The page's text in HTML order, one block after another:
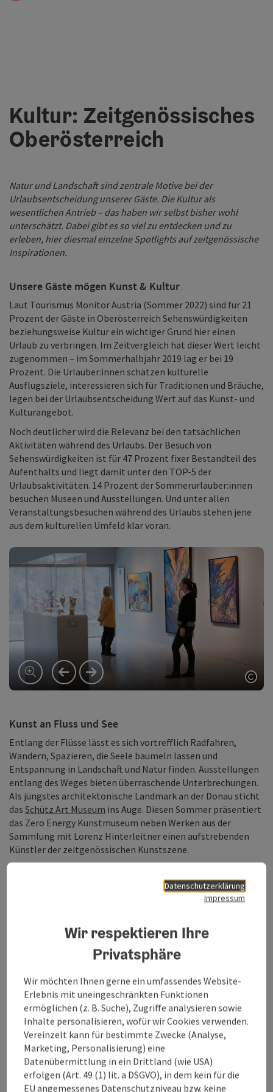
Kultur: Zeitgenössisches
Oberösterreich
Natur und Landschaft sind zentrale Motive bei der
Urlaubsentscheidung unserer Gäste. Die Kultur als
wesentlichen Antrieb – das haben wir selbst bisher wohl
unterschätzt. Dabei gibt es so viel zu entdecken und zu
erleben, hier diesmal einzelne Spotlights auf zeitgenössische
Inspirationen.
Unsere Gäste mögen Kunst & Kultur
Laut Tourismus Monitor Austria (Sommer 2022) sind für 21
Prozent der Gäste in Oberösterreich Sehenswürdigkeiten
beziehungsweise Kultur ein wichtiger Grund hier einen
Urlaub zu verbringen. Im Zeitvergleich hat dieser Wert leicht
zugenommen – im Sommerhalbjahr 2019 lag er bei 19
Prozent. Die Urlauber:innen schätzen kulturelle
Ausflugsziele, interessieren sich für Traditionen und Bräuche,
legen bei der Urlaubsentscheidung Wert auf das Kunst- und
Kulturangebot.
Noch deutlicher wird die Relevanz bei den tatsächlichen
Aktivitäten während des Urlaubs. Der Besuch von
Sehenswürdigkeiten ist für 47 Prozent fixer Bestandteil des
Aufenthalts und liegt damit unter den TOP-5 der
Urlaubsaktivitäten. 14 Prozent der Sommerurlauber:innen
besuchen Museen und Ausstellungen. Und unter allen
Veranstaltungsbesuchen während des Urlaubs stehen jene
aus dem kulturellen Umfeld klar voran.
vorheriges Element
nächstes Element
Kunst an Fluss und See
Entlang der Flüsse lässt es sich vortrefflich Radfahren,
Wandern, Spazieren, die Seele baumeln lassen und
Entspannung in Landschaft und Natur finden. Ausstellungen
entlang des Weges bieten überraschende Unterbrechungen.
Als jüngstes architektonische Landmark an der Donau sticht
das Schütz Art Museum ins Auge. Diesen Sommer präsentiert
das Zero Energy Kunstmuseum neben Werken aus der
Sammlung mit Lorenz Hinterleitner einen aufstrebenden
Künstler der zeitgenössischen Kunstszene.
am Linzer Donauufer spannende Sichtachsen. Für die
Ferienzeit wandelt sich der offene Raum zur Freiluftgalerie,
Glasklare Seen eingebettet in die alpine Bergwelt
faszinieren und inspirieren Künstler:innen ebenso wie
Kunstentdecker:innen. Das Salzkammergut etablierte sich
Kulturhauptstadt Bad Ischl-Salzkammergutführt die Idee in
die Zukunft.
Mit denPerspektiven Atterseeist Zeitgenössisches im
Festival-Format erlebbar. Ausstellungen, Musik und
Performance widmen sich heuer dem Thema „Gesellschaft –
Gemeinschaft, Verbindung und Austausch“.
Datenschutzerklärung
Impressum
Wir respektieren Ihre
Privatsphäre
Wir möchten Ihnen gerne ein umfassendes Website-
Erlebnis mit uneingeschränkten Funktionen
ermöglichen (z. B. Suche), Zugriffe analysieren sowie
Inhalte personalisieren, wofür wir Cookies verwenden.
Vereinzelt kann für bestimmte Zwecke (Analyse,
Marketing, Personalisierung) eine
Datenübermittlung in ein Drittland (wie USA)
erfolgen (Art. 49 (1) lit. a DSGVO), in dem kein für die
EU angemessenes Datenschutzniveau bzw. keine